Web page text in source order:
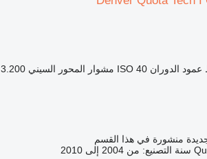
الدوران ISO 40 مشوار المحور السيني 3.200 ملم
منشورة في هذا القسم
سنة التصنيع: من 2004 إلى 2010